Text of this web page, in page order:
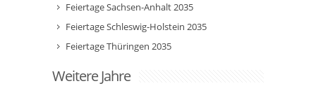
Feiertage Sachsen-Anhalt 2035
Feiertage Schleswig-Holstein 2035
Feiertage Thüringen 2035
Weitere Jahre